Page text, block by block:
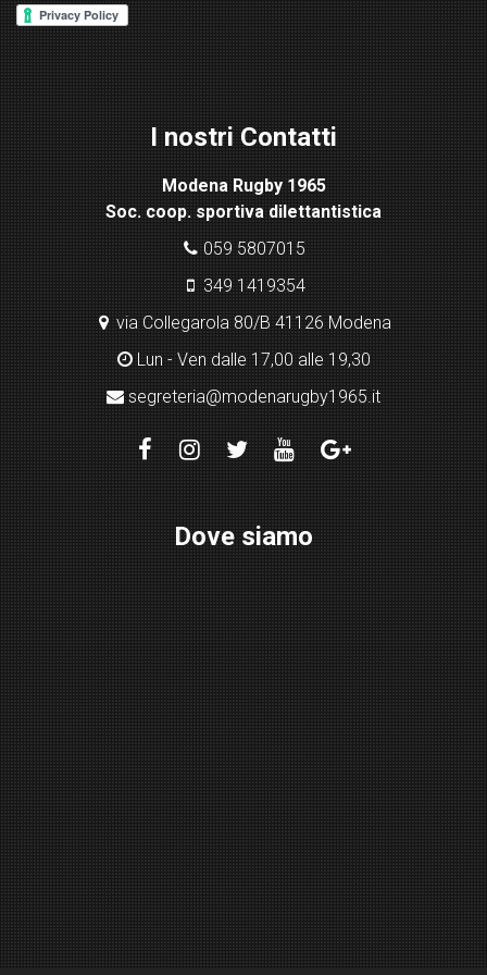
I nostri Contatti
Modena Rugby 1965
Soc. coop. sportiva dilettantistica
059 5807015
349 1419354
via Collegarola 80/B 41126 Modena
Lun - Ven dalle 17,00 alle 19,30
segreteria@modenarugby1965.it
Dove siamo